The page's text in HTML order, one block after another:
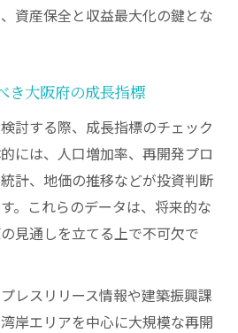
資産保全と収益最大化の鍵とな
き大阪府の成長指標
討する際、成長指標のチェック
には、人口増加率、再開発プロ
計、地価の推移などが投資判断
。これらのデータは、将来的な
見通しを立てる上で不可欠で
レスリリース情報や建築振興課
岸エリアを中心に大規模な再開